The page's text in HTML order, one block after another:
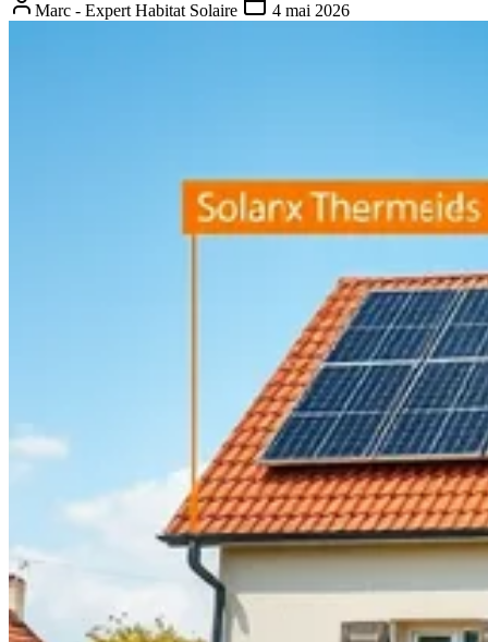
Marc - Expert Habitat Solaire 4 mai 2026